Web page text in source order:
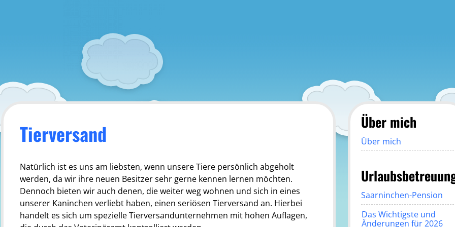
Tierversand
Natürlich ist es uns am liebsten, wenn unsere Tiere persönlich abgeholt
werden, da wir ihre neuen Besitzer sehr gerne kennen lernen möchten.
Dennoch bieten wir auch denen, die weiter weg wohnen und sich in eines
unserer Kaninchen verliebt haben, einen seriösen Tierversand an. Hierbei
handelt es sich um spezielle Tierversandunternehmen mit hohen Auflagen,
Über mich
Über mich
Saarninchen-Pension
Das Wichtigste und
Änderungen für 2026